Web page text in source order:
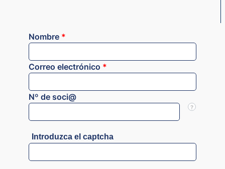
Nombre *
Correo electrónico *
Nº de soci@
?
Introduzca el captcha